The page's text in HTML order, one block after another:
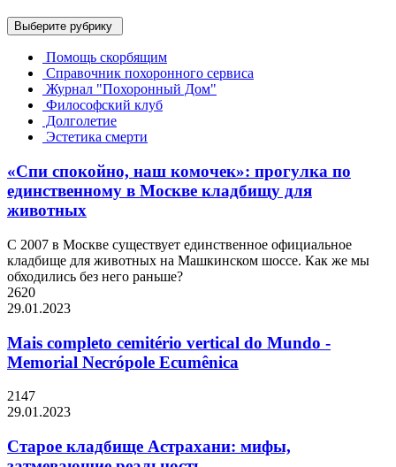
Выберите рубрику
Помощь скорбящим
Справочник похоронного сервиса
Журнал "Похоронный Дом"
Философский клуб
Долголетие
Эстетика смерти
«Спи спокойно, наш комочек»: прогулка по
единственному в Москве кладбищу для
животных
С 2007 в Москве существует единственное официальное
кладбище для животных на Машкинском шоссе. Как же мы
обходились без него раньше?
2620
29.01.2023
Mais completo cemitério vertical do Mundo -
Memorial Necrópole Ecumênica
2147
29.01.2023
Старое кладбище Астрахани: мифы,